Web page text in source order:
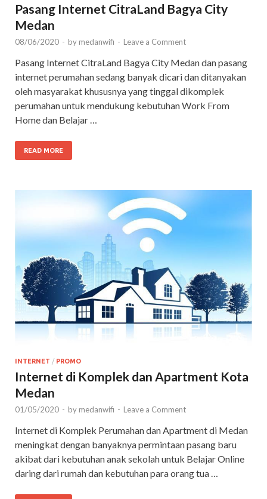
Pasang Internet CitraLand Bagya City
Medan
08/06/2020 - by medanwifi - Leave a Comment
Pasang Internet CitraLand Bagya City Medan dan pasang
internet perumahan sedang banyak dicari dan ditanyakan
oleh masyarakat khususnya yang tinggal dikomplek
perumahan untuk mendukung kebutuhan Work From
Home dan Belajar …
READ MORE
INTERNET / PROMO
Internet di Komplek dan Apartment Kota
Medan
01/05/2020 - by medanwifi - Leave a Comment
Internet di Komplek Perumahan dan Apartment di Medan
meningkat dengan banyaknya permintaan pasang baru
akibat dari kebutuhan anak sekolah untuk Belajar Online
daring dari rumah dan kebutuhan para orang tua …